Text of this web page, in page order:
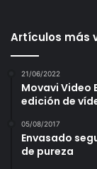
Artículos más
21/06/2022
Movavi Video
edición de
05/08/2017
Envasado
de pureza